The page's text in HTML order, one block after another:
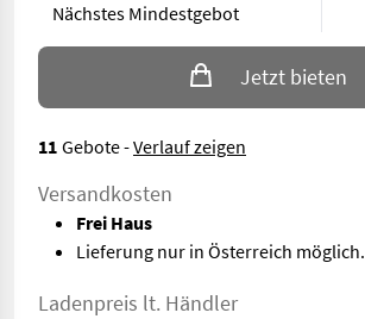
Nächstes Mindestgebot
Jetzt bieten
11 Gebote-Verlauf zeigen
Versandkosten
Frei Haus
Lieferung nur in Österreich möglich.
Ladenpreis lt. Händler